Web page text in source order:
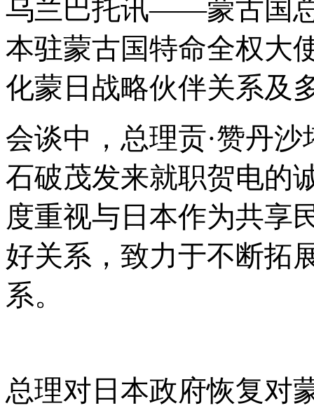
乌兰巴托讯——蒙古国总
本驻蒙古国特命全权大
化蒙日战略伙伴关系及
会谈中，总理贡·赞丹
石破茂发来就职贺电的
度重视与日本作为共享
好关系，致力于不断拓
系。
总理对日本政府恢复对